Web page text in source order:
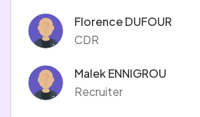
Florence DUFOUR
CDR
Malek ENNIGROU
Recruiter